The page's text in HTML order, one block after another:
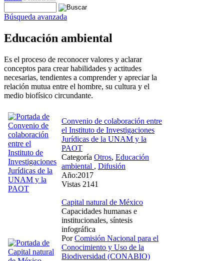
Búsqueda avanzada
Educación ambiental
Es el proceso de reconocer valores y aclarar
conceptos para crear habilidades y actitudes
necesarias, tendientes a comprender y apreciar la
relación mutua entre el hombre, su cultura y el
medio biofísico circundante.
Convenio de colaboración entre
el Instituto de Investigaciones
Jurídicas de la UNAM y la
PAOT
Categoría Otros, Educación
ambiental , Difusión
Año:2017
Vistas 2141
Capital natural de México
Capacidades humanas e
institucionales, síntesis
infográfica
PorComisión Nacional para el
Conocimiento y Uso de la
Biodiversidad (CONABIO)